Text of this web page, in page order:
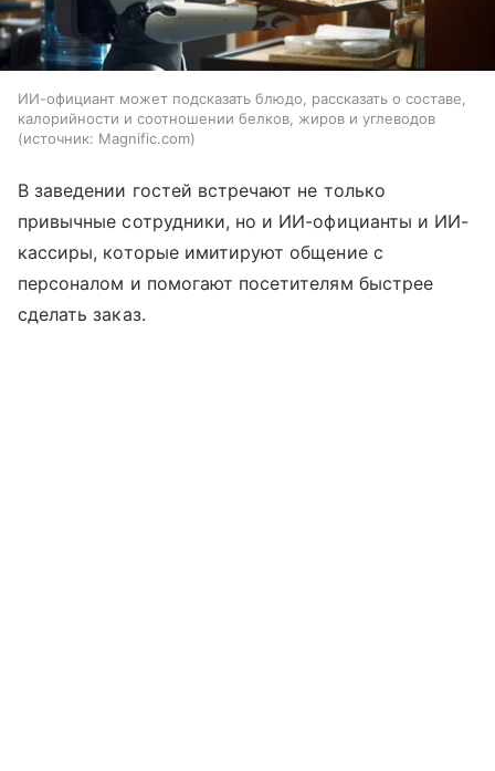
ИИ-официант может подсказать блюдо, рассказать о составе,
калорийности и соотношении белков, жиров и углеводов
источник: Magnific.com
В заведении гостей встречают не только
привычные сотрудники, но и ИИ-официанты и ИИ-
кассиры, которые имитируют общение с
персоналом и помогают посетителям быстрее
сделать заказ.